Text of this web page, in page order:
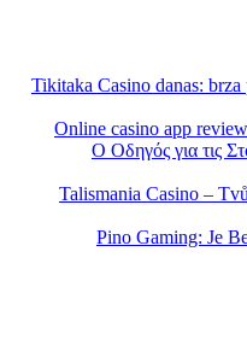
Tikitaka Casino danas:
Online casino app
Ο Οδηγός για τις
Talismania Casino –
Pino Gaming: Je